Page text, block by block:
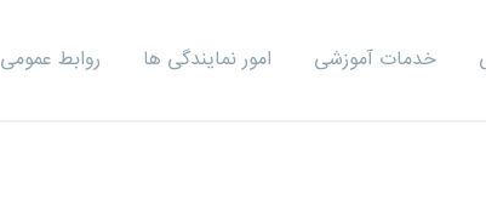
خدمات آموزشی امور نمایندگی ها روابط عمومی